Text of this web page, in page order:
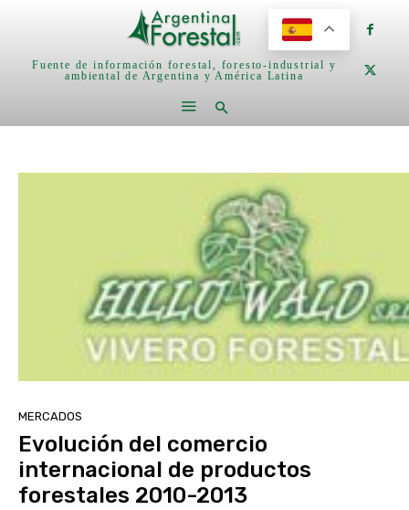
Fuente de información forestal, foresto-industrial y
ambiental de Argentina y América Latina
MERCADOS
Evolución del comercio
internacional de productos
forestales 2010-2013